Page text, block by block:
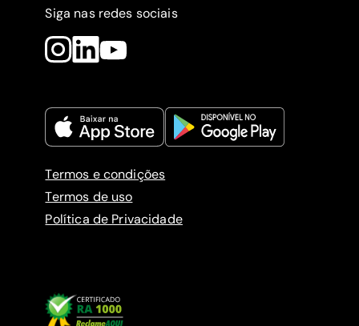
Siga nas redes sociais
Termos e condições
Termos de uso
Política de Privacidade